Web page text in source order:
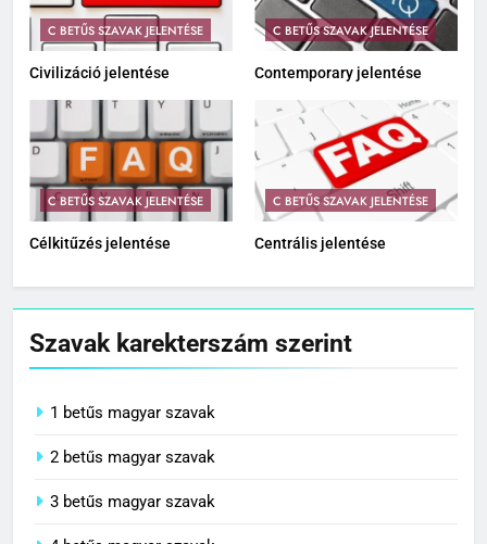
C BETŰS SZAVAK JELENTÉSE
Civilizáció jelentése
C BETŰS SZAVAK JELENTÉSE
Contemporary jelentése
C BETŰS SZAVAK JELENTÉSE
Célkitűzés jelentése
C BETŰS SZAVAK JELENTÉSE
Centrális jelentése
Szavak karekterszám szerint
1 betűs magyar szavak
2 betűs magyar szavak
3 betűs magyar szavak